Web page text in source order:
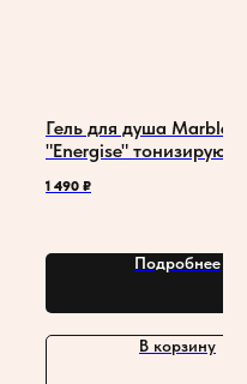
Гель для душа Marble
"Energise"
1 490 ₽
Подробнее
В корзину